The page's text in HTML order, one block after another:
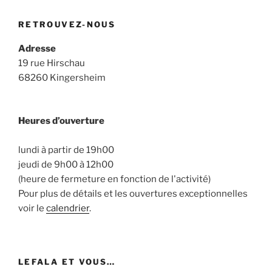
RETROUVEZ-NOUS
Adresse
19 rue Hirschau
68260 Kingersheim
Heures d’ouverture
lundi à partir de 19h00
jeudi de 9h00 à 12h00
(heure de fermeture en fonction de l'activité)
Pour plus de détails et les ouvertures exceptionnelles
voir le calendrier.
LEFALA ET VOUS…